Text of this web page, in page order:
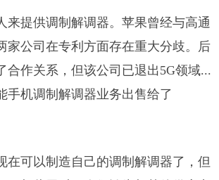
来提供调制解调器。苹果曾经与高通
家公司在专利方面存在重大分歧。后
合作关系，但该公司已退出5G领域...
手机调制解调器业务出售给了
在可以制造自己的调制解调器了，但